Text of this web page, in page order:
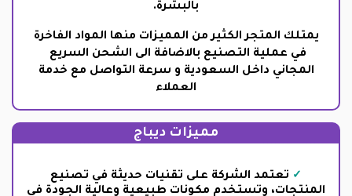
بالبشرة.
يمتلك المتجر الكثير من المميزات منها المواد الفاخرة
في عملية التصنيع بالاضافة الى الشحن السريع
المجاني داخل السعودية و سرعة التواصل مع خدمة
العملاء
مميزات ديباج
تعتمد الشركة على تقنيات حديثة في تصنيع
المنتجات، وتستخدم مكونات طبيعية وعالية الجودة في